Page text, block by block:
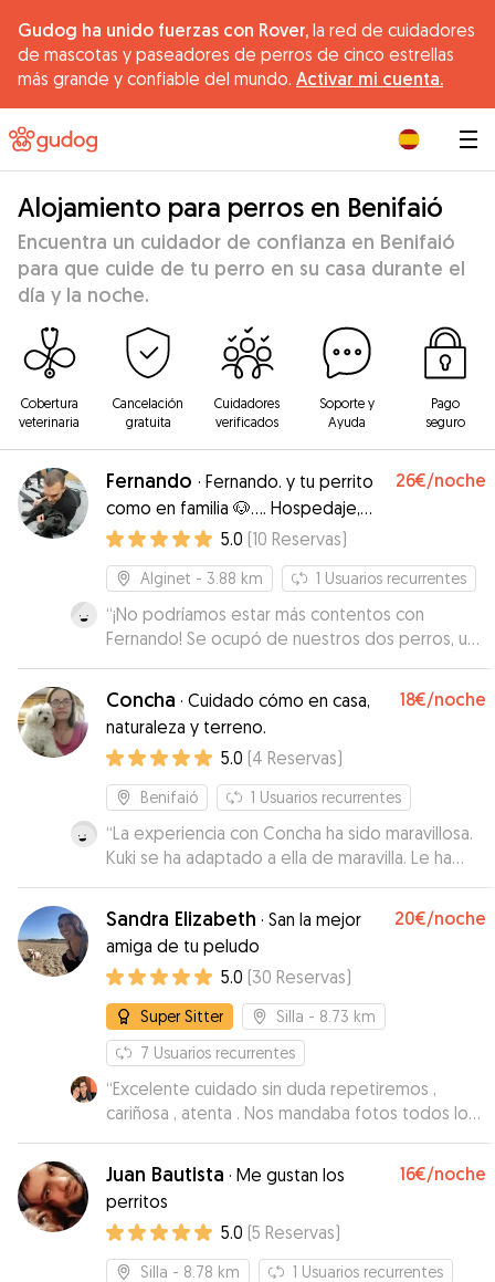
Gudog ha unido fuerzas con Rover, la red de cuidadores
de mascotas y paseadores de perros de cinco estrellas
más grande y confiable del mundo. Activar mi cuenta.
Alojamiento para perros en Benifaió
Encuentra un cuidador de confianza en Benifaió
para que cuide de tu perro en su casa durante el
día y la noche.
Cobertura
veterinaria
Cancelación
gratuita
Cuidadores
verificados
Soporte y
Ayuda
Pago
seguro
Fernando · Fernando. y tu perrito
como en familia 🐶.... Hospedaje,
paseos y excursiones
26€/noche
5.0 (10 Reservas)
Alginet - 3.88 km 1 Usuarios recurrentes
“¡No podríamos estar más contentos con
Fernando! Se ocupó de nuestros dos perros, un
podenco andaluz mediano y un grandote (¡pero
muy tonto y simpático!) perro guardián.
Fernando vino al lugar donde celebramos
nuestra boda y se los llevó a dar una vuelta (¡de
hora y media!) mientras teníamos una actuación
ruidosa para los invitados que podría haber
asustado a los perros. Los perros volvieron
felices y agotados. Fernando se los llevó de
aventura y no se inmutó por el tamaño de Riley.
Fue muy amable, profesional, llegó a tiempo e
hizo un trabajo excelente. Fue todo fácil con él,
la comunicación fue excelente, y nos encantó
poder encontrar un cuidador tan bueno para
nuestros perros. ¡Lo recomendamos muchísimo!
Concha · Cuidado cómo en casa,
naturaleza y terreno.
18€/noche
5.0 (4 Reservas)
Benifaió 1 Usuarios recurrentes
“La experiencia con Concha ha sido maravillosa.
Kuki se ha adaptado a ella de maravilla. Le ha
cogido mucho afecto y se nota el amor y los
cuidados que ke ha dado. Mi valoración es la
máxima. La próxima vez volveré a repetir.
Además cabe valorar el lugar donde están los
perros. Un chalet muy bien acondicionado para
que disfruten al aire libre. Magnífico. Muchas
gracias Concha.”
Sandra Elizabeth · San la mejor
amiga de tu peludo
20€/noche
5.0 (30 Reservas)
Super Sitter Silla - 8.73 km
7 Usuarios recurrentes
“Excelente cuidado sin duda repetiremos ,
cariñosa , atenta . Nos mandaba fotos todos los
días y vídeos de nuestro perrito . Una gran
persona amante de los animales
Juan Bautista · Me gustan los
perritos
16€/noche
5.0 (5 Reservas)
Silla - 8.78 km 1 Usuarios recurrentes